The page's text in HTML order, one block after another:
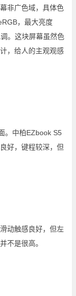
非广色域，具体色
，最大亮度
。这块屏幕虽然色
，给人的主观观感
中柏EZbook S5
好，键程较深，但
动触感良好，但左
不是很高。